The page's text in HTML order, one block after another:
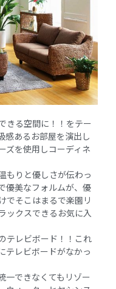
きる空間に！！をテー
感あるお部屋を演出し
ズを使用しコーディネ
もりと優しさが伝わっ
優美なフォルムが、優
でそこはまるで楽園リ
ックスできるお気に入
テレビボード！！これ
テレビボードがなかっ
一できなくてもリゾー